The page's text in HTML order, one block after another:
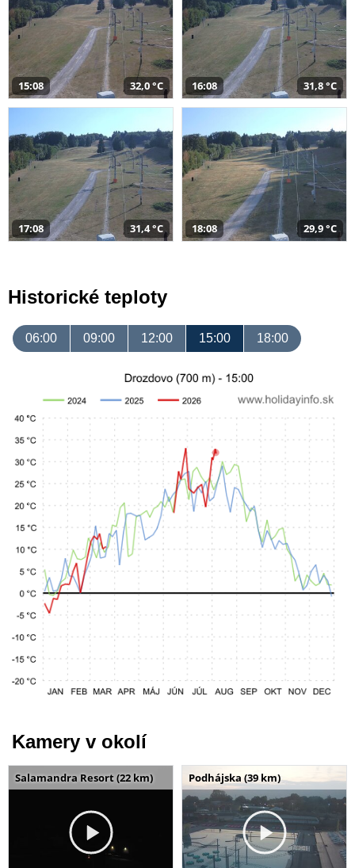
15:08 32,0 °C 16:08 31,8 °C
17:08 31,4 °C 18:08 29,9 °C
Historické teploty
06:00 09:00 12:00 15:00 18:00
Kamery v okolí
Salamandra Resort (22 km) Podhájska (39 km)